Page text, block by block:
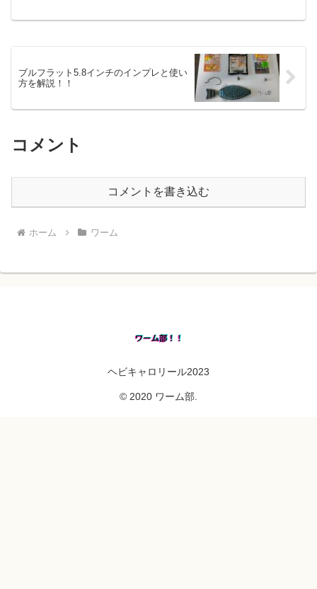
ブルフラット5.8インチのインプレと使い
方を解説！！
コメント
コメントを書き込む
ホーム ワーム
ヘビキャロリール2023
© 2020 ワーム部.